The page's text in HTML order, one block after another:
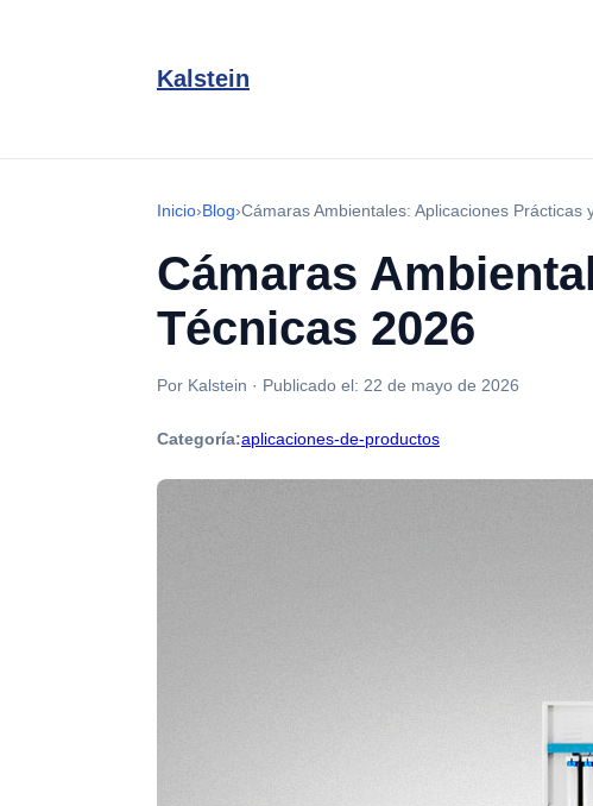
Kalstein
Inicio›Blog›Cámaras Ambientales: Aplicaciones Prácticas
Cámaras
Técnicas 2026
Por Kalstein · Publicado el: 22 de mayo de 2026
Categoría:aplicaciones-de-productos